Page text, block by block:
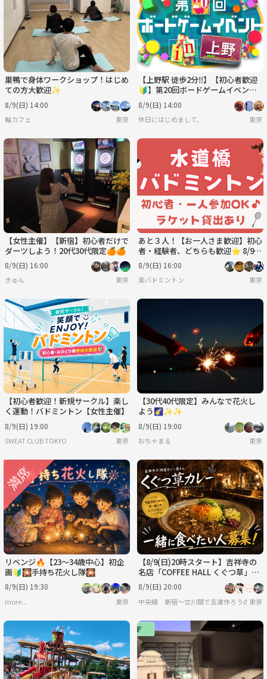
巣鴨で身体ワークショップ！はじめ
ての方大歓迎✨
8/9(日) 14:00
軸カフェ 東京
【上野駅 徒歩2分‼️】【初心者歓迎
🔰】第20回ボードゲームイベント
🎲
8/9(日) 14:00
休日にはじめまして、 東京
【女性主催】【新宿】初心者だけで
ダーツしよう！20代30代限定🍊🍊
8/9(日) 16:00
きゅん 東京
あと３人！【お一人さま歓迎】初心
者・経験者、どちらも歓迎⭐︎ 8/9
（日）16時〜 水道橋でバドミン
トン⭐︎
8/9(日) 16:00
楽バドミントン 東京
【初心者歓迎！新規サークル】楽し
く運動！バドミントン【女性主催】
8/9(日) 19:00
SWEAT CLUB TOKYO 東京
【30代40代限定】みんなで花火し
よう🌠✨✨
8/9(日) 19:00
おちゃまる 東京
リベンジ🔥【23～34歳中心】初企
画🔰🎇手持ち花火し隊🎇
8/9(日) 19:30
more... 東京
【8/9(日)20時スタート】吉祥寺の
名店「COFFEE HALL くぐつ草」
で、一緒にカレーを食べませんか？
🍛
8/9(日) 20:00
中央線 新宿〜立川間で友達作ろうの会東京